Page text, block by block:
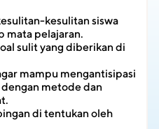
kesulitan siswa
mata pelajaran.
sulit yang diberikan di
mampu mengantisipasi
metode dan
di tentukan oleh